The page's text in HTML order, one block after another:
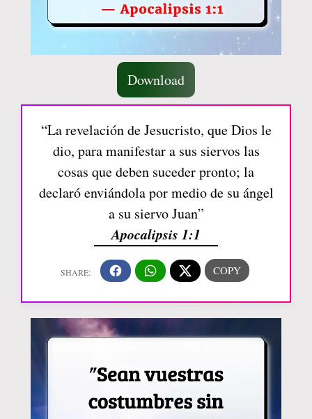
Download
“La revelación de Jesucristo, que Dios le
dio, para manifestar a sus siervos las
cosas que deben suceder pronto; la
declaró enviándola por medio de su ángel
a su siervo Juan”
Apocalipsis 1:1